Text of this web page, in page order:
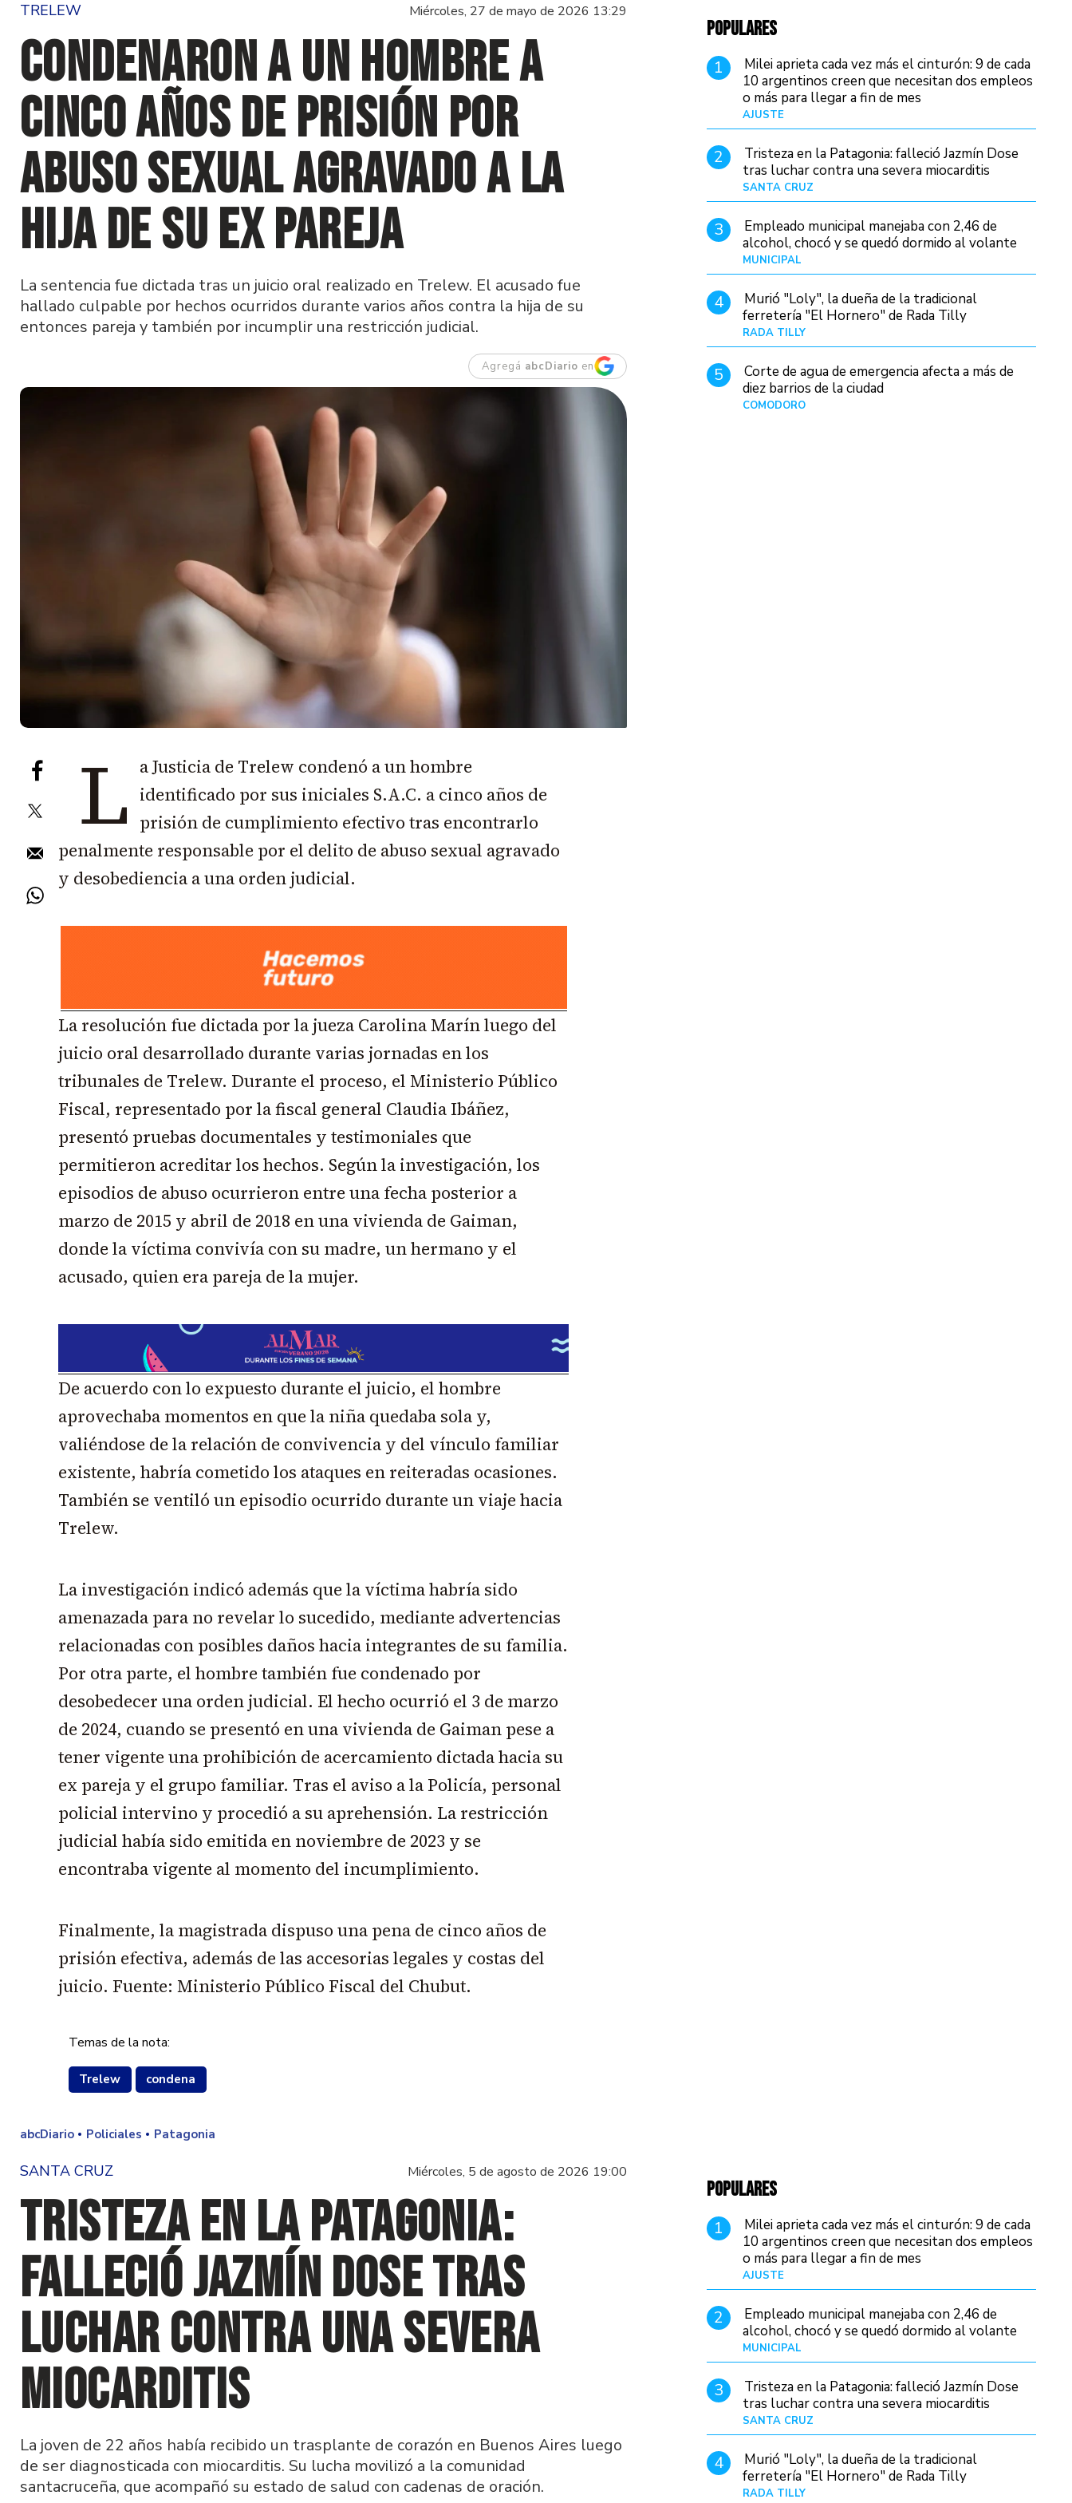
TRELEW Miércoles, 27 de mayo de 2026 13:29
Condenaron a un hombre a
cinco años de prisión por
abuso sexual agravado a la
hija de su ex pareja
La sentencia fue dictada tras un juicio oral realizado en Trelew. El acusado fue
hallado culpable por hechos ocurridos durante varios años contra la hija de su
entonces pareja y también por incumplir una restricción judicial.
Agregá abcDiario en
L a Justicia de Trelew condenó a un hombre
identificado por sus iniciales S.A.C. a cinco años de
prisión de cumplimiento efectivo tras encontrarlo
penalmente responsable por el delito de abuso sexual agravado
y desobediencia a una orden judicial.
La resolución fue dictada por la jueza Carolina Marín luego del
juicio oral desarrollado durante varias jornadas en los
tribunales de Trelew. Durante el proceso, el Ministerio Público
Fiscal, representado por la fiscal general Claudia Ibáñez,
presentó pruebas documentales y testimoniales que
permitieron acreditar los hechos. Según la investigación, los
episodios de abuso ocurrieron entre una fecha posterior a
marzo de 2015 y abril de 2018 en una vivienda de Gaiman,
donde la víctima convivía con su madre, un hermano y el
acusado, quien era pareja de la mujer.
De acuerdo con lo expuesto durante el juicio, el hombre
aprovechaba momentos en que la niña quedaba sola y,
valiéndose de la relación de convivencia y del vínculo familiar
existente, habría cometido los ataques en reiteradas ocasiones.
También se ventiló un episodio ocurrido durante un viaje hacia
Trelew.
La investigación indicó además que la víctima habría sido
amenazada para no revelar lo sucedido, mediante advertencias
relacionadas con posibles daños hacia integrantes de su familia.
Por otra parte, el hombre también fue condenado por
desobedecer una orden judicial. El hecho ocurrió el 3 de marzo
de 2024, cuando se presentó en una vivienda de Gaiman pese a
tener vigente una prohibición de acercamiento dictada hacia su
ex pareja y el grupo familiar. Tras el aviso a la Policía, personal
policial intervino y procedió a su aprehensión. La restricción
judicial había sido emitida en noviembre de 2023 y se
encontraba vigente al momento del incumplimiento.
Finalmente, la magistrada dispuso una pena de cinco años de
prisión efectiva, además de las accesorias legales y costas del
juicio. Fuente: Ministerio Público Fiscal del Chubut.
Temas de la nota:
Trelew condena
POPULARES
1
Milei aprieta cada vez más el cinturón: 9 de cada
10 argentinos creen que necesitan dos empleos
o más para llegar a fin de mes
AJUSTE
2
Tristeza en la Patagonia: falleció Jazmín Dose
tras luchar contra una severa miocarditis
SANTA CRUZ
3
Empleado municipal manejaba con 2,46 de
alcohol, chocó y se quedó dormido al volante
MUNICIPAL
4
Murió "Loly", la dueña de la tradicional
ferretería "El Hornero" de Rada Tilly
RADA TILLY
5
Corte de agua de emergencia afecta a más de
diez barrios de la ciudad
COMODORO
abcDiario Policiales Patagonia
SANTA CRUZ Miércoles, 5 de agosto de 2026 19:00
Tristeza en la Patagonia:
falleció Jazmín Dose tras
luchar contra una severa
miocarditis
La joven de 22 años había recibido un trasplante de corazón en Buenos Aires luego
de ser diagnosticada con miocarditis. Su lucha movilizó a la comunidad
santacruceña, que acompañó su estado de salud con cadenas de oración.
POPULARES
1
Milei aprieta cada vez más el cinturón: 9 de cada
10 argentinos creen que necesitan dos empleos
o más para llegar a fin de mes
AJUSTE
2
Empleado municipal manejaba con 2,46 de
alcohol, chocó y se quedó dormido al volante
MUNICIPAL
3
Tristeza en la Patagonia: falleció Jazmín Dose
tras luchar contra una severa miocarditis
SANTA CRUZ
4
Murió "Loly", la dueña de la tradicional
ferretería "El Hornero" de Rada Tilly
RADA TILLY